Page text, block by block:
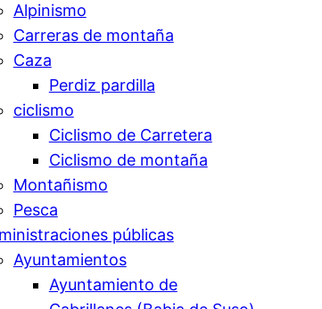
Alpinismo
Carreras de montaña
Caza
Perdiz pardilla
ciclismo
Ciclismo de Carretera
Ciclismo de montaña
Montañismo
Pesca
públicas
Ayuntamientos
Ayuntamiento de